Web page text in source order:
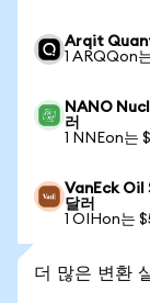
Arqit
1 ARQQon
NANO
러
1 NNEon는
VanEck Oil
달러
1 OIHon는
더 많은 변환